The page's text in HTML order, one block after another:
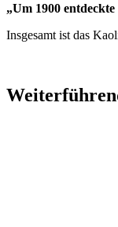
„Um 1900
Insgesamt ist das